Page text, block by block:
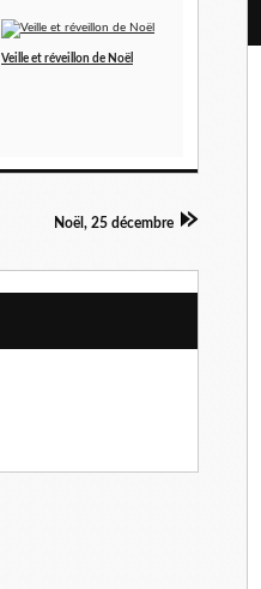
Veille et réveillon de Noël
Noël, 25 décembre